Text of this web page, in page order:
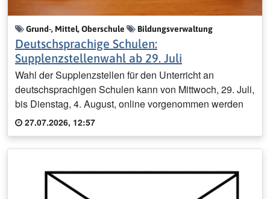
Grund-, Mittel, Oberschule Bildungsverwaltung
Deutschsprachige Schulen:
Supplenzstellenwahl ab 29. Juli
Wahl der Supplenzstellen für den Unterricht an
deutschsprachigen Schulen kann von Mittwoch, 29. Juli,
bis Dienstag, 4. August, online vorgenommen werden
27.07.2026, 12:57